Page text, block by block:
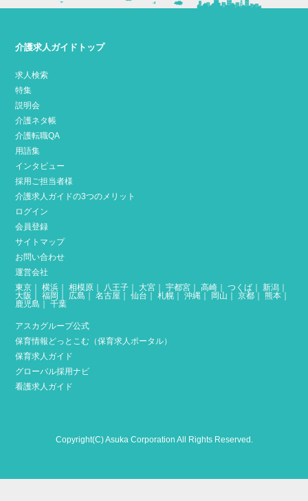
介護求人ガイドトップ
求人検索
特集
説明会
介護ネタ帳
介護転職QA
用語集
インタビュー
採用ご担当者様
介護求人ガイドの3つのメリット
ログイン
会員登録
サイトマップ
お問い合わせ
運営会社
東京 ｜横浜 ｜相模原 八王子 大宮 ｜宇都宮 ｜高崎 ｜つくば 新潟
大阪
｜福岡 広島 ｜名古屋 ｜仙台 ｜札幌 ｜沖縄 岡山 ｜京都 ｜熊本
鹿児島
｜千葉
アスカグループ公式
保育情報どっとこむ（保育求人ポータル）
保育求人ガイド
グローバル採用ナビ
看護求人ガイド
Copyright(C) Asuka Corporation All Rights Reserved.